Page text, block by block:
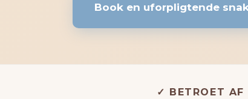
Book en uforpligtende
✓ BETROET AF